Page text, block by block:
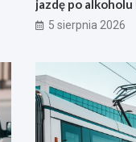
jazdę po
5 sierpnia 2026